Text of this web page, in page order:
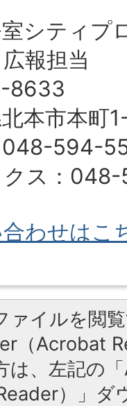
シティプ
報担当
8633
本市本町
048-594-
クス：
わせはこ
ァイルを閲
（Acrobat
は、左記の
）」ダ